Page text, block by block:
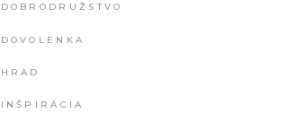
DOBRODRUŽSTVO
DOVOLENKA
HRAD
INŠPIRÁCIA